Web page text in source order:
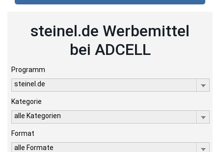
steinel.de Werbemittel
bei ADCELL
Programm
steinel.de
Kategorie
alle Kategorien
Format
alle Formate